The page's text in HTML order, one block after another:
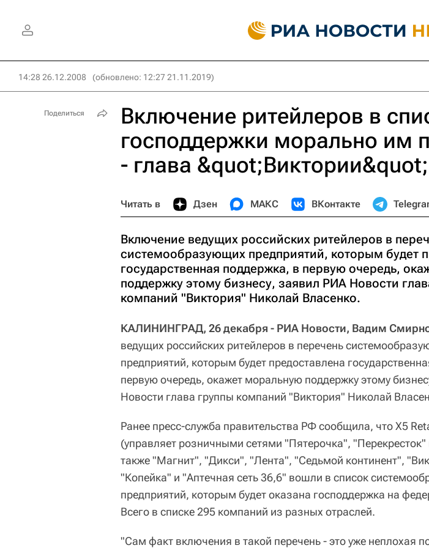
14:28 26.12.2008 (обновлено: 12:27 21.11.2019)
Включение ритейлеров в
господдержки морально им
- глава &quot;Виктории&quot;
Читать в Дзен МАКС ВКонтакте
Включение ведущих российских ритейлеров в
системообразующих предприятий, которым будет
государственная поддержка, в первую очередь,
поддержку этому бизнесу, заявил РИА Новости
компаний "Виктория" Николай Власенко.
КАЛИНИНГРАД, 26 декабря - РИА Новости, Вадим
ведущих российских ритейлеров в перечень
предприятий, которым будет предоставлена
первую очередь, окажет моральную поддержку этому
Новости глава группы компаний "Виктория" Николай
Ранее пресс-служба правительства РФ сообщила, что X5
(управляет розничными сетями "Пятерочка", "Перекресток"
также "Магнит", "Дикси", "Лента", "Седьмой континент",
"Копейка" и "Аптечная сеть 36,6" вошли в список
предприятий, которым будет оказана господдержка на
Всего в списке 295 компаний из разных отраслей.
"Сам факт включения в такой перечень - это уже неплохая
Поделиться